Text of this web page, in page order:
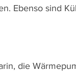
Ebenso sind
die